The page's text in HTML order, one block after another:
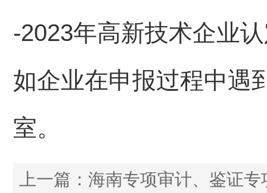
-2023年高新技术企业
如企业在申报过程中遇
室。
上一篇： 海南专项审计、鉴证